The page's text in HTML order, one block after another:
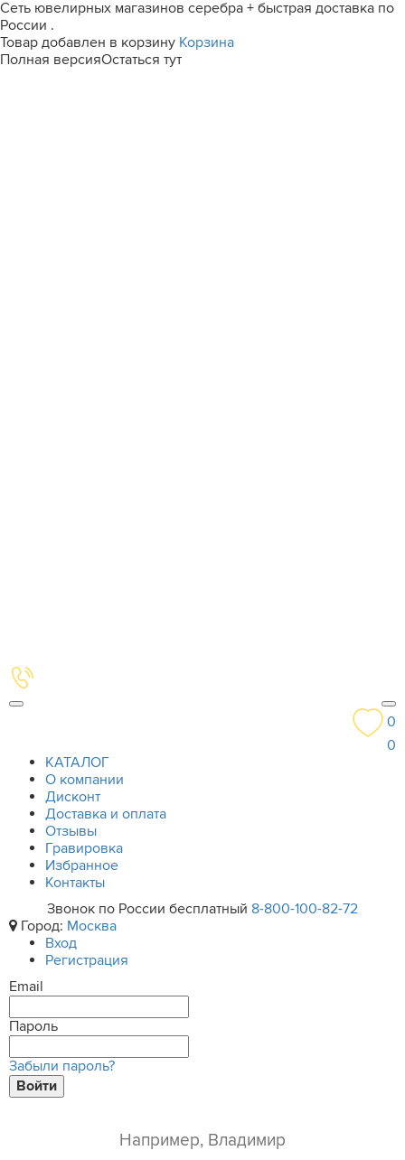
Сеть ювелирных магазинов серебра + быстрая доставка по
России .
Товар добавлен в корзину Корзина
Полная версияОстаться тут
0
0
КАТАЛОГ
О компании
Дисконт
Доставка и оплата
Отзывы
Гравировка
Избранное
Контакты
Звонок по России бесплатный 8-800-100-82-72
Город: Москва
Вход
Регистрация
Email
Пароль
Забыли пароль?
Войти